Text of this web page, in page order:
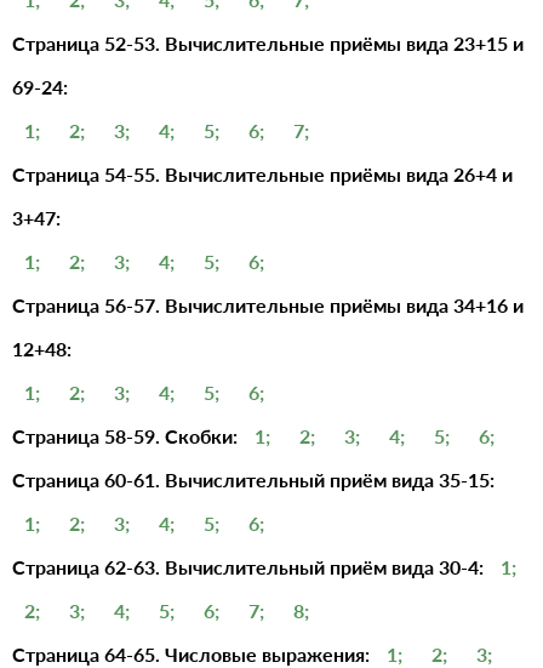
Страница 52-53. Вычислительные приёмы вида 23+15 и
69-24:
1;
2; 3; 4; 5; 6;
7;
Страница 54-55. Вычислительные приёмы вида 26+4 и
3+47:
1;
2; 3; 4; 5;
6;
Страница 56-57. Вычислительные приёмы вида 34+16 и
12+48:
1;
2; 3; 4; 5;
6;
Страница 58-59. Скобки:
1; 2; 3; 4; 5;
6;
Страница 60-61. Вычислительный приём вида 35-15:
1;
2; 3; 4; 5;
6;
Страница 62-63. Вычислительный приём вида 30-4:
1;
2;
3; 4; 5; 6; 7;
8;
Страница 64-65. Числовые выражения:
1; 2;
3;